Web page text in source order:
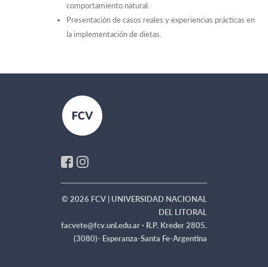
comportamiento natural.
Presentación de casos reales y experiencias prácticas en
la implementación de dietas.
© 2026 FCV | UNIVERSIDAD NACIONAL
DEL LITORAL
facvete@fcv.unl.edu.ar · R.P. Kreder 2805.
(3080)- Esperanza-Santa Fe-Argentina